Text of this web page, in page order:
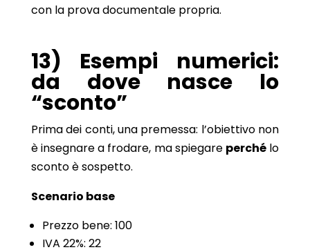
con la prova documentale propria.
13) Esempi numerici:
da dove nasce lo
“sconto”
Prima dei conti, una premessa: l’obiettivo non
è insegnare a frodare, ma spiegare perché lo
sconto è sospetto.
Scenario base
Prezzo bene: 100
IVA 22%: 22